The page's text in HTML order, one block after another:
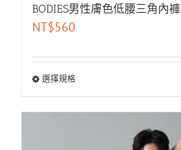
BODIES男性膚色低腰三角內褲
NT$560
選擇規格